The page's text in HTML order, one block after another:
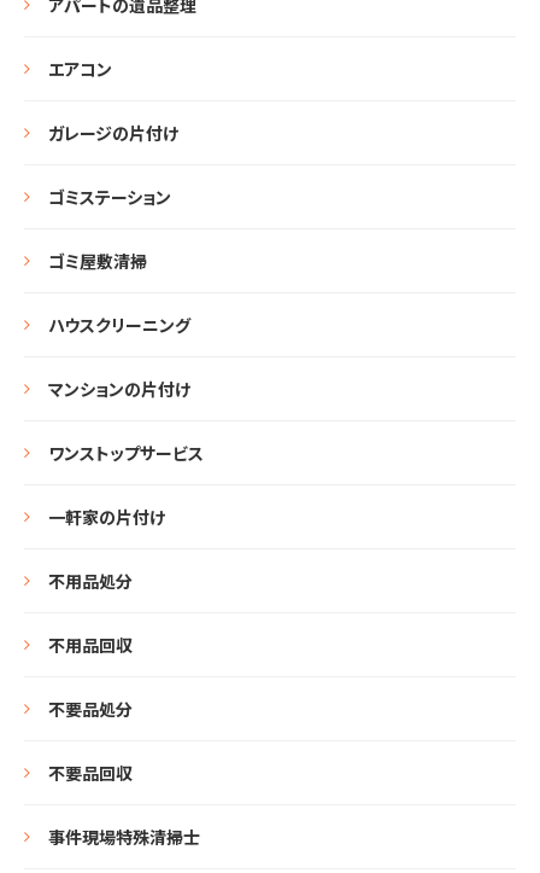
アパートの遺品整理
エアコン
ガレージの片付け
ゴミステーション
ゴミ屋敷清掃
ハウスクリーニング
マンションの片付け
ワンストップサービス
一軒家の片付け
不用品処分
不用品回収
不要品処分
不要品回収
事件現場特殊清掃士